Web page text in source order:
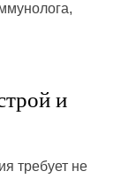
и
требует не